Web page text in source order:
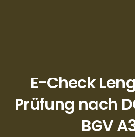
E-Check
Prüfung nach
BGV